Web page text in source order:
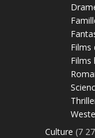
Films
Films
Culture (7